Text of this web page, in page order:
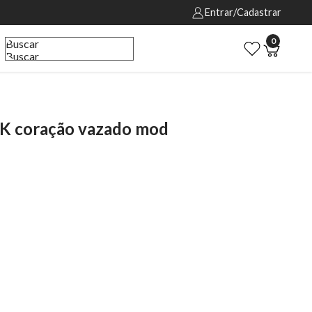
Entrar/Cadastrar
Buscar
Buscar
0
coração vazado mod